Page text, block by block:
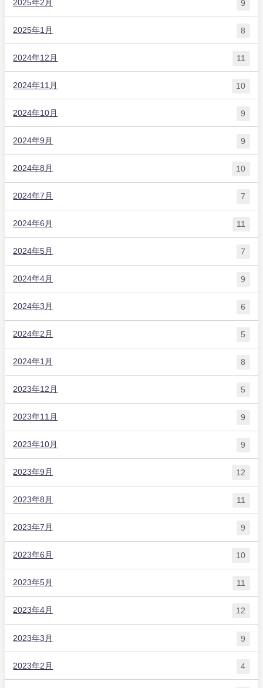
2025年2月 9
2025年1月 8
2024年12月 11
2024年11月 10
2024年10月 9
2024年9月 9
2024年8月 10
2024年7月 7
2024年6月 11
2024年5月 7
2024年4月 9
2024年3月 6
2024年2月 5
2024年1月 8
2023年12月 5
2023年11月 9
2023年10月 9
2023年9月 12
2023年8月 11
2023年7月 9
2023年6月 10
2023年5月 11
2023年4月 12
2023年3月 9
2023年2月 4